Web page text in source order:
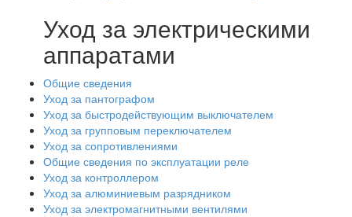
Уход за электрическими
аппаратами
Общие сведения
Уход за пантографом
Уход за быстродействующим выключателем
Уход за групповым переключателем
Уход за сопротивлениями
Общие сведения по эксплуатации реле
Уход за контроллером
Уход за алюминиевым разрядником
Уход за электромагнитными вентилями